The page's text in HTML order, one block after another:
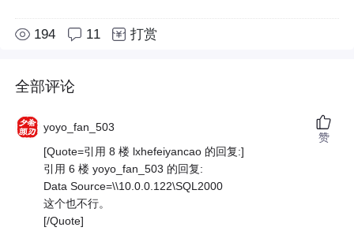
194 11 打赏
全部评论
yoyo_fan_503
[Quote=引用 8 楼 lxhefeiyancao 的回复:]
引用 6 楼 yoyo_fan_503 的回复:
Data Source=\\10.0.0.122\SQL2000
这个也不行。
[/Quote]
赞